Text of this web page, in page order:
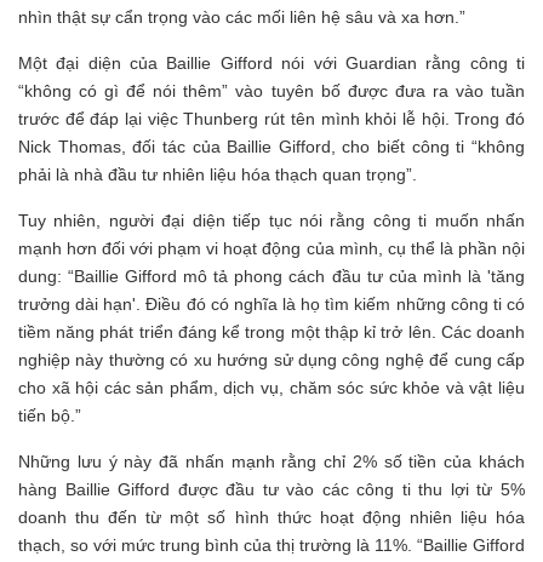
nhìn thật sự cẩn trọng vào các mối liên hệ sâu và xa hơn.”
Một đại diện của Baillie Gifford nói với Guardian rằng công ti
“không có gì để nói thêm” vào tuyên bố được đưa ra vào tuần
trước để đáp lại việc Thunberg rút tên mình khỏi lễ hội. Trong đó
Nick Thomas, đối tác của Baillie Gifford, cho biết công ti “không
phải là nhà đầu tư nhiên liệu hóa thạch quan trọng”.
Tuy nhiên, người đại diện tiếp tục nói rằng công ti muốn nhấn
mạnh hơn đối với phạm vi hoạt động của mình, cụ thể là phần nội
dung: “Baillie Gifford mô tả phong cách đầu tư của mình là 'tăng
trưởng dài hạn'. Điều đó có nghĩa là họ tìm kiếm những công ti có
tiềm năng phát triển đáng kể trong một thập kỉ trở lên. Các doanh
nghiệp này thường có xu hướng sử dụng công nghệ để cung cấp
cho xã hội các sản phẩm, dịch vụ, chăm sóc sức khỏe và vật liệu
tiến bộ.”
Những lưu ý này đã nhấn mạnh rằng chỉ 2% số tiền của khách
hàng Baillie Gifford được đầu tư vào các công ti thu lợi từ 5%
doanh thu đến từ một số hình thức hoạt động nhiên liệu hóa
thạch, so với mức trung bình của thị trường là 11%. “Baillie Gifford